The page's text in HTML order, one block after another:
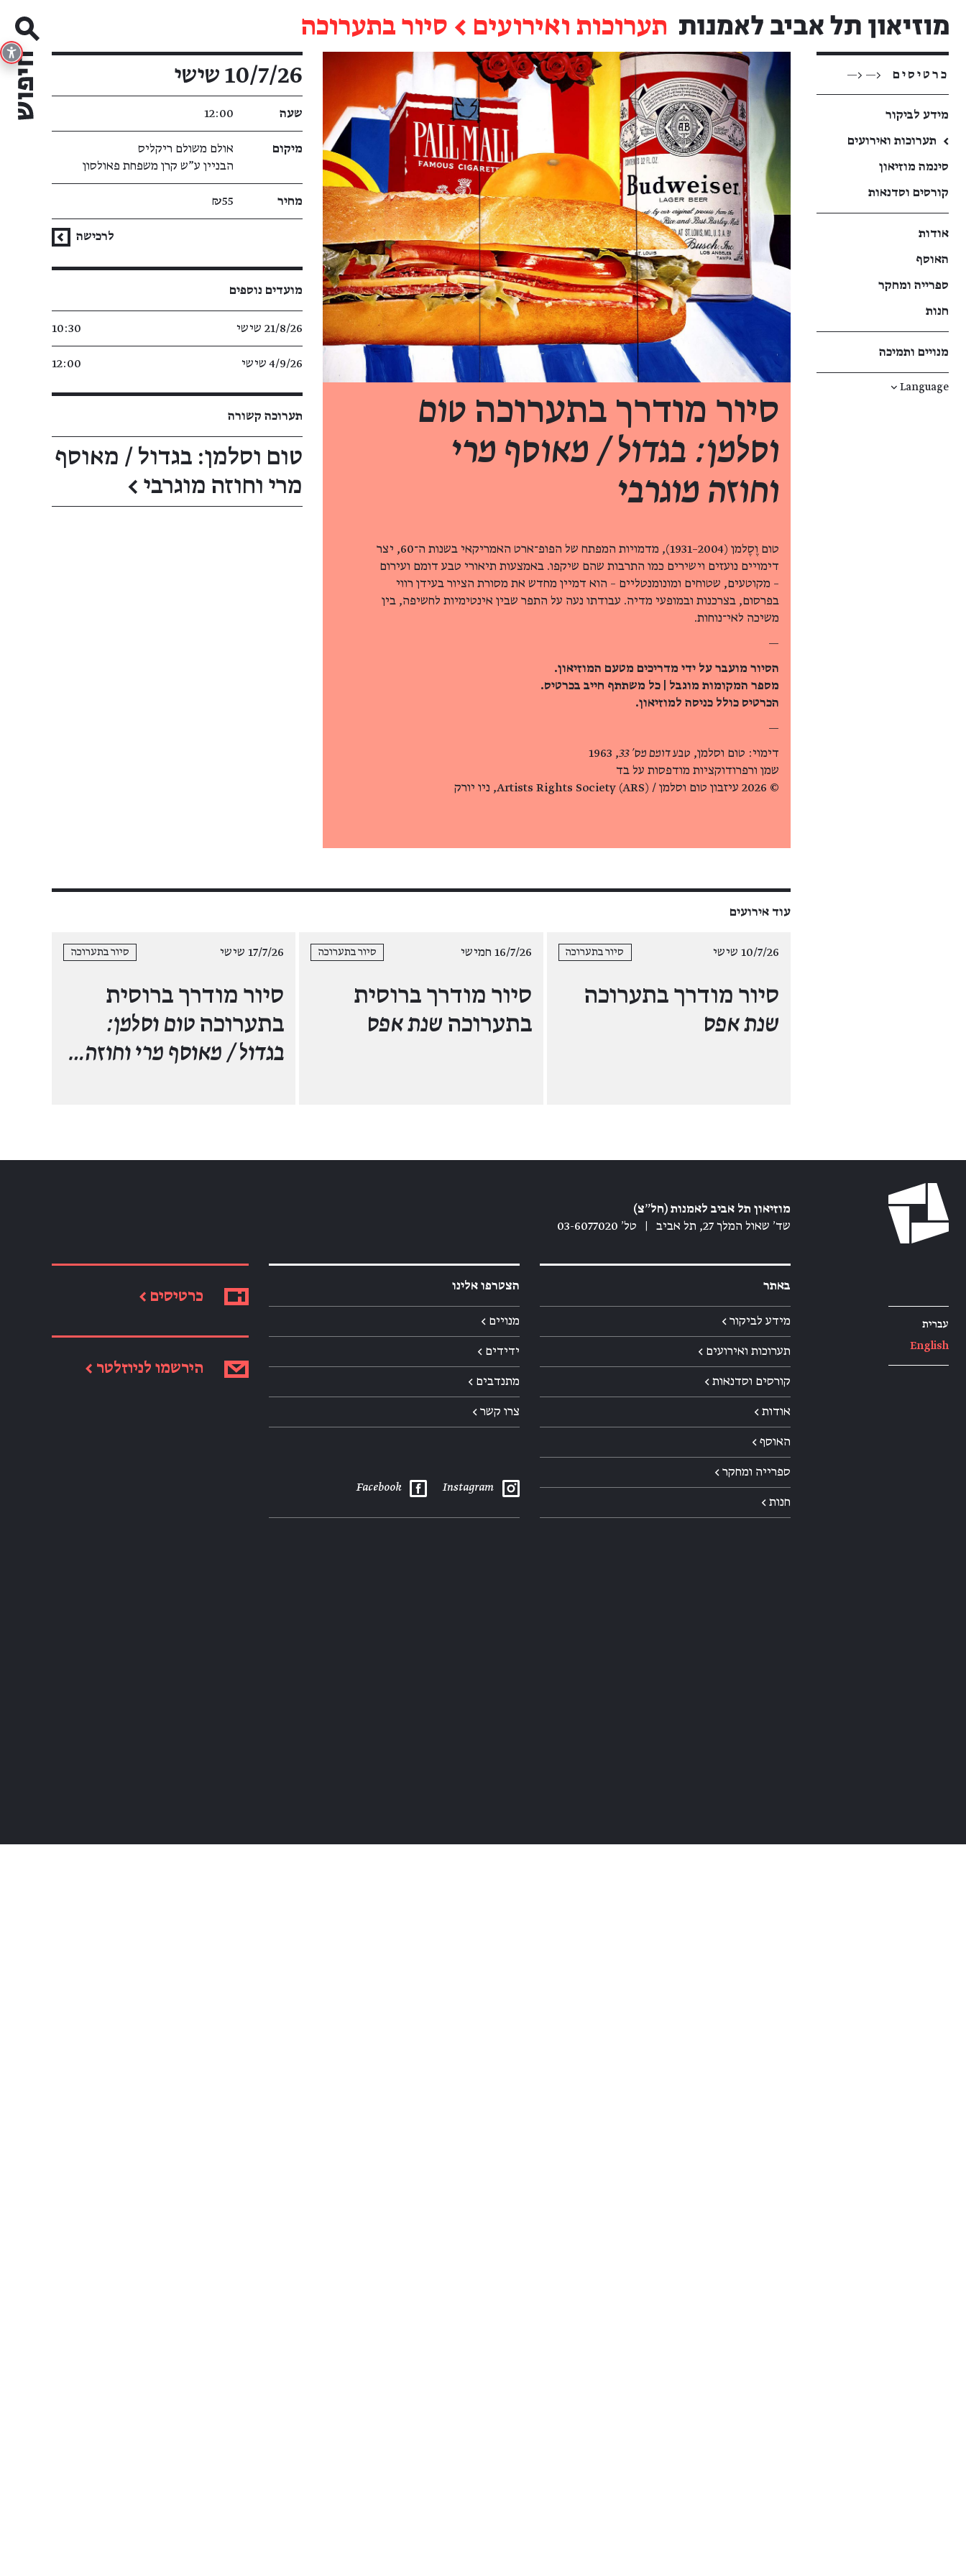
תערוכות ואירועים ← סיור בתערוכה
כרטיסים <— <—
מידע לביקור
←
תערוכות ואירועים
סינמה מוזיאון
קורסים וסדנאות
אודות
האוסף
ספרייה ומחקר
חנות
מנויים ותמיכה
Language
↓
סיור מודרך בתערוכה טום
וסלמן: בגדול / מאוסף מרי
וחוזה מוגרבי
טום וֶסֶלמן (2004–1931), מדמויות המפתח של הפופ־ארט האמריקאי בשנות ה־60, יצר
דימויים נועזים וישירים כמו התרבות שהם שיקפו. באמצעות תיאורי טבע דומם ועירום
– מקוטעים, שטוחים ומונומנטליים – הוא דמיין מחדש את מסורת הציור בעידן רווי
בפרסום, בצרכנות ובמופעי מדיה. עבודתו נעה על התפר שבין אינטימיות לחשיפה, בין
משיכה לאי־נוחות.
—
הסיור מועבר על ידי מדריכים מטעם המוזיאון.
מספר המקומות מוגבל | כל משתתף חייב בכרטיס.
הכרטיס כולל כניסה למוזיאון.
—
דימוי: טום וסלמן, טבע דומם מס' 33
, 1963
שמן ורפרודוקציות מודפסות על בד
© 2026 עיזבון טום וסלמן / Artists Rights Society (ARS), ניו יורק
פרטי האירוע
10/7/26 שישי
שעה 12:00
מיקום
אולם משולם ריקליס
הבניין ע"ש קרן משפחת פאולסון
מחיר ₪55
לרכישה
מועדים נוספים
21/8/26 שישי 10:30
4/9/26 שישי 12:00
תערוכה קשורה
טום וסלמן: בגדול / מאוסף
מרי וחוזה מוגרבי←
עוד אירועים
10/7/26 שישי סיור בתערוכה
סיור מודרך בתערוכה
שנת אפס
16/7/26 חמישי סיור בתערוכה
סיור מודרך ברוסית
בתערוכה שנת אפס
17/7/26 שישי סיור בתערוכה
סיור מודרך ברוסית
בתערוכה טום וסלמן:
בגדול / מאוסף מרי וחוזה…
עברית
English
מוזיאון תל אביב לאמנות (חל״צ)
שד׳ שאול המלך 27, תל אביב
טל׳ 03-6077020
באתר
מידע לביקור ←
תערוכות ואירועים ←
קורסים וסדנאות ←
אודות ←
האוסף ←
ספרייה ומחקר ←
חנות ←
הצטרפו אלינו
מנויים ←
ידידים ←
מתנדבים ←
צרו קשר ←
Instagram
Facebook
כרטיסים ←
הירשמו לניוזלטר ←